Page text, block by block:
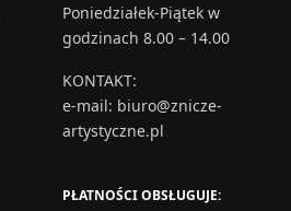
Poniedziałek-Piątek w
godzinach 8.00 – 14.00
KONTAKT:
e-mail: biuro@znicze-
artystyczne.pl
PŁATNOŚCI OBSŁUGUJE: